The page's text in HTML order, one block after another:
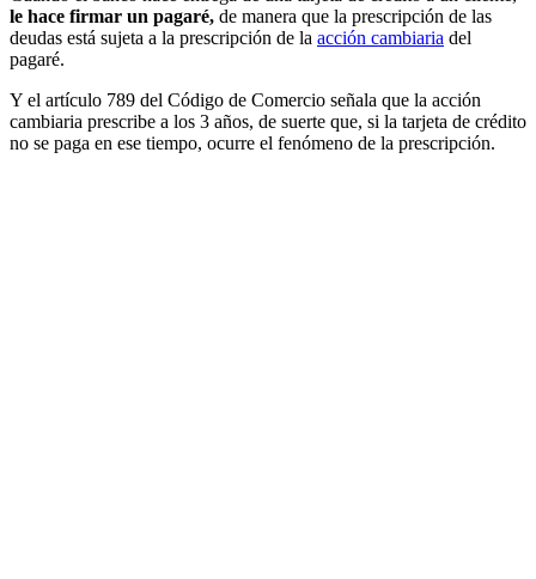
le hace firmar un pagaré, de manera que la prescripción de las
deudas está sujeta a la prescripción de la acción cambiaria del
pagaré.
Y el artículo 789 del Código de Comercio señala que la acción
cambiaria prescribe a los 3 años, de suerte que, si la tarjeta de crédito
no se paga en ese tiempo, ocurre el fenómeno de la prescripción.